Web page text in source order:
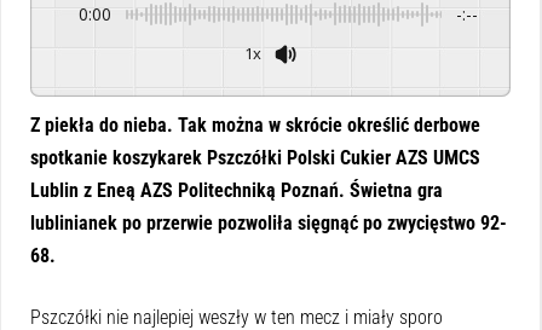
0:00 -:--
1x
Z piekła do nieba. Tak można w skrócie określić derbowe
spotkanie koszykarek Pszczółki Polski Cukier AZS UMCS
Lublin z Eneą AZS Politechniką Poznań. Świetna gra
lublinianek po przerwie pozwoliła sięgnąć po zwycięstwo 92-
68.
Pszczółki nie najlepiej weszły w ten mecz i miały sporo